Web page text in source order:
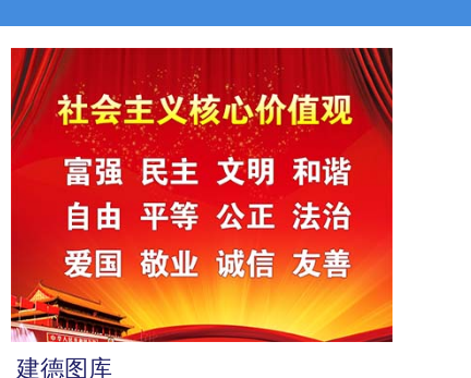
建德图库